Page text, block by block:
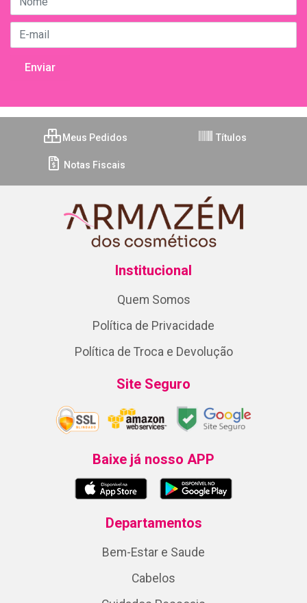
Meus Pedidos Títulos
Notas Fiscais
Institucional
Quem Somos
Política de Privacidade
Política de Troca e Devolução
Site Seguro
Baixe já nosso APP
Departamentos
Bem-Estar e Saude
Cabelos